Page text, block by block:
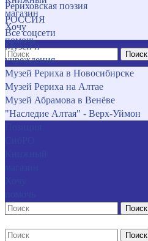
магазин
Хочу
помочь
Поиск
Рериховская поэзия
РОССИЯ
Все соцсети
Музеи и
учреждения
Музей Рериха в Новосибирске
Музей Рериха на Алтае
Музей Абрамова в Венёве
"Наследие Алтая" - Верх-Уймон
Поиск
Поиск